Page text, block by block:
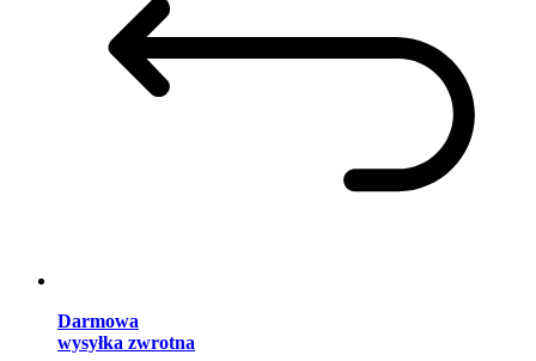
Darmowa
wysyłka zwrotna